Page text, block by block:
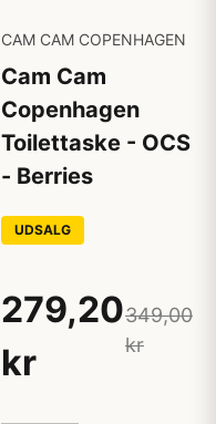
CAM CAM COPENHAGEN
Cam Cam
Copenhagen
Toilettaske - OCS
- Berries
UDSALG
279,20
kr
349,00
kr